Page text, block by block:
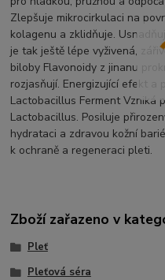
Zlepšuje mikrocirkulaci na
kolagenu a zklidňuje.
je tak ještě lépe vyživená,
biloby Flavonoidy z jinanu
rozjasňují. Energizující efekt a
Lactobacillus Ferment Vzniká
Lactobacillus. Posiluje
hydrataci a zdravou kožní
k ochraně a regeneraci pleti.
Zboží zařazeno v
Pleť
Pleťová séra